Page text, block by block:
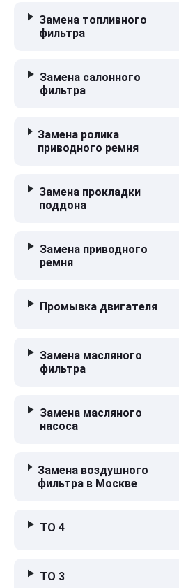
Замена топливного
фильтра
Замена салонного
фильтра
Замена ролика
приводного ремня
Замена прокладки
поддона
Замена приводного
ремня
Промывка двигателя
Замена масляного
фильтра
Замена масляного
насоса
Замена воздушного
фильтра в Москве
ТО 4
ТО 3